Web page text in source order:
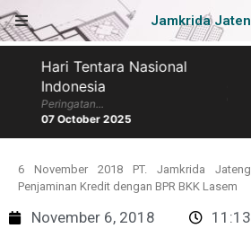
Jamkrida
Hari Tentara Nasional
Indonesia
Peringatan...
07 October 2025
6 November 2018 PT. Jamkrida
Penjaminan Kredit dengan BPR BKK Lasem
November 6, 2018